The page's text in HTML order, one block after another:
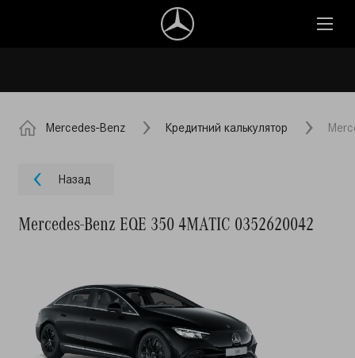
Mercedes-Benz Кредитний калькулятор
Назад
Mercedes-Benz EQE 350 4MATIC 0352620042